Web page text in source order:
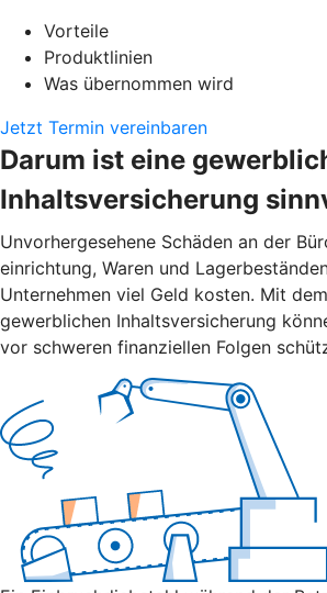
Vorteile
Produktlinien
Was übernommen wird
Jetzt Termin vereinbaren
Darum ist eine
Inhaltsversicherung
Unvorher­gesehene Schäden an der
einrichtung, Waren und
Unternehmen viel Geld kosten. Mit
gewerblichen Inhalts­versicherung
vor schweren finanziellen Folgen